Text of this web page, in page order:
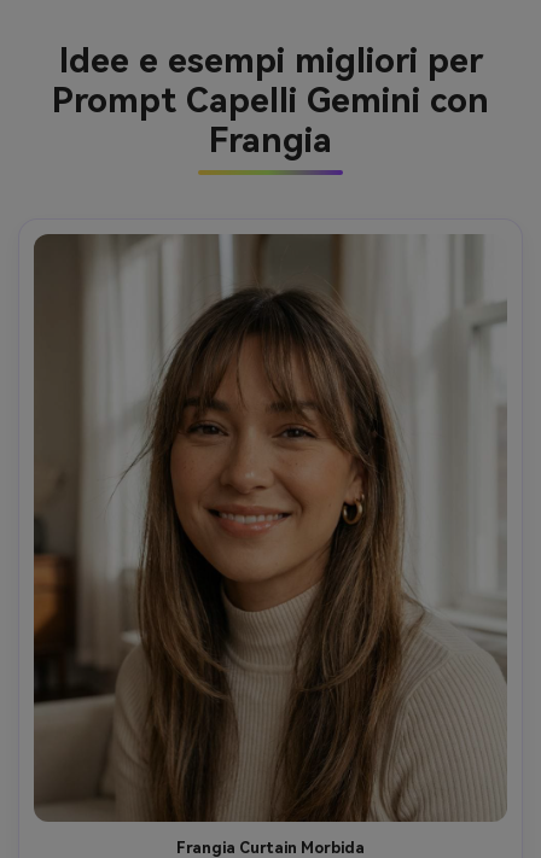
Idee e esempi migliori per
Prompt Capelli Gemini con
Frangia
Frangia Curtain Morbida